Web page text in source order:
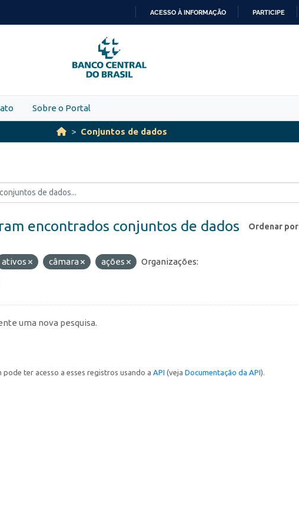
PARA
O
CONTEÚDO
ACESSO À INFORMAÇÃO PARTICIPE
Sobre o Portal
Conjuntos de dados
Ordenar por
encontrados conjuntos de dados
ativos câmara ações
Organizações:
uma nova pesquisa.
pode ter acesso a esses registros usando a API (veja Documentação da API).